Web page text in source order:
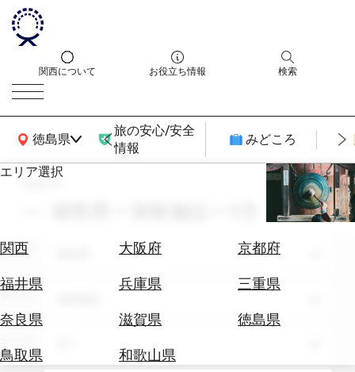
関西について お役立ち情報 検索
徳島県
関西広域MAP
旅の安心/安全
情報
みどころ
エリア選択
関西 大阪府
京都府
福井県
兵庫県
三重県
奈良県
滋賀県
徳島県
鳥取県
和歌山県
エ
券
テ
を
search
エリア
テーマ